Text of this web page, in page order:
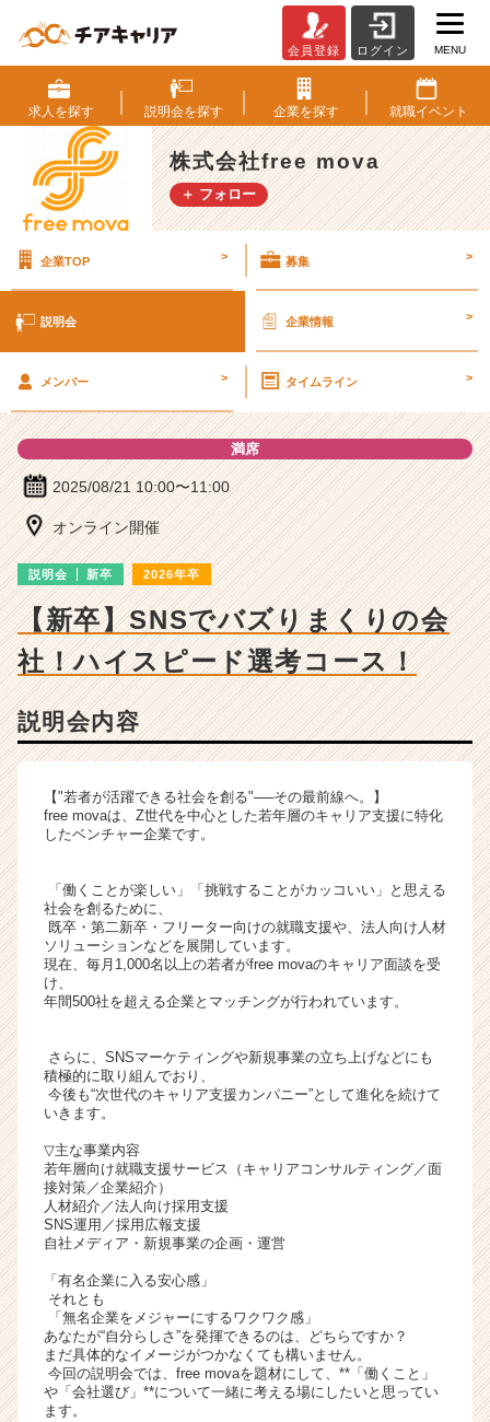
式
会
社
f
r
e
v
説
ベ
ャ
ー・
成
長
企
業
ス
ウ
ト
が
く
活
サ
ト
キ
ャ
（C
e
e
r
C
r
e
e
r）
会員登録 ログイン MENU
求人を探す 説明会を探す 企業を探す 就職イベント
株式会社free mova
＋ フォロー
企業TOP > 募集 >
説明会 企業情報 >
メンバー > タイムライン >
満席
2025/08/21 10:00〜11:00
オンライン開催
説明会 新卒 2026年卒
【新卒】SNSでバズりまくりの会
社！ハイスピード選考コース！
説明会内容
【"若者が活躍できる社会を創る"──その最前線へ。】
free movaは、Z世代を中心とした若年層のキャリア支援に特化
したベンチャー企業です。
「働くことが楽しい」「挑戦することがカッコいい」と思える
社会を創るために、
既卒・第二新卒・フリーター向けの就職支援や、法人向け人材
ソリューションなどを展開しています。
現在、毎月1,000名以上の若者がfree movaのキャリア面談を受
け、
年間500社を超える企業とマッチングが行われています。
さらに、SNSマーケティングや新規事業の立ち上げなどにも
積極的に取り組んでおり、
今後も“次世代のキャリア支援カンパニー”として進化を続けて
いきます。
▽主な事業内容
若年層向け就職支援サービス（キャリアコンサルティング／面
接対策／企業紹介）
人材紹介／法人向け採用支援
SNS運用／採用広報支援
自社メディア・新規事業の企画・運営
「有名企業に入る安心感」
それとも
「無名企業をメジャーにするワクワク感」
あなたが“自分らしさ”を発揮できるのは、どちらですか？
まだ具体的なイメージがつかなくても構いません。
今回の説明会では、free movaを題材にして、**「働くこと」
や「会社選び」**について一緒に考える場にしたいと思ってい
ます。